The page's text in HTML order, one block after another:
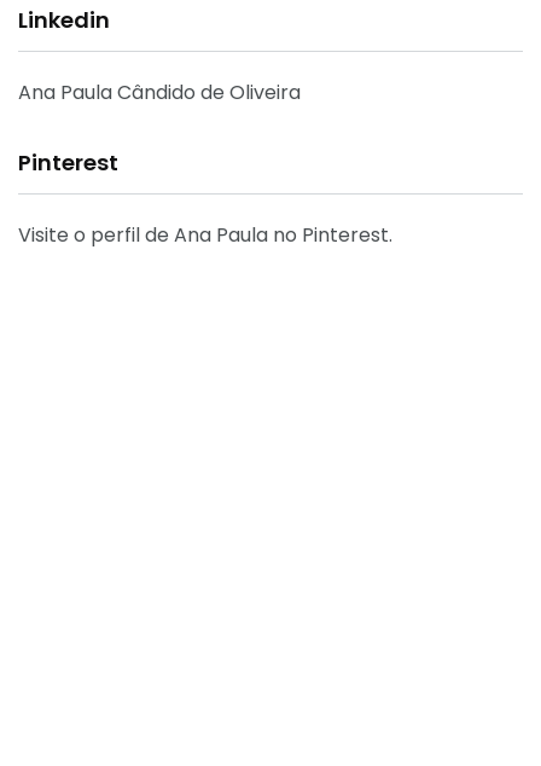
Linkedin
Ana Paula Cândido de Oliveira
Pinterest
Visite o perfil de Ana Paula no Pinterest.